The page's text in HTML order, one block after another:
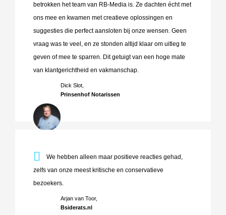
Dick Slot,
Prinsenhof Notarissen
betrokken het team van RB-Media is. Ze dachten écht met
ons mee en kwamen met creatieve oplossingen en
suggesties die perfect aansloten bij onze wensen. Geen
vraag was te veel, en ze stonden altijd klaar om uitleg te
geven of mee te sparren. Dit getuigt van een hoge mate
van klantgerichtheid en vakmanschap.
Arjan van Toor,
Bsiderats.nl
We hebben alleen maar positieve reacties gehad,
zelfs van onze meest kritische en conservatieve
bezoekers.
We hebben alleen maar positieve reacties gehad, zelfs